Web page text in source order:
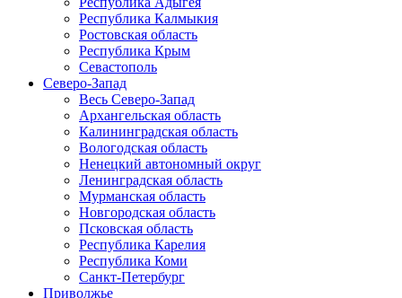
Республика Калмыкия
Ростовская область
Республика Крым
Севастополь
Северо-Запад
Весь Северо-Запад
Архангельская область
Калининградская область
Вологодская область
Ненецкий автономный округ
Ленинградская область
Мурманская область
Новгородская область
Псковская область
Республика Карелия
Республика Коми
Санкт-Петербург
Приволжье